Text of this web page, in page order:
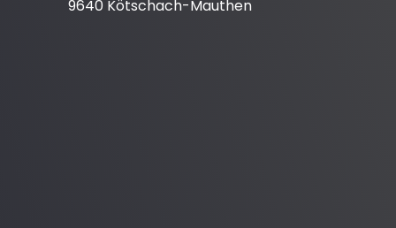
9640 Kötschach-Mauthen